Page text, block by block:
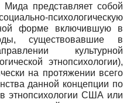
представляет собой
психологическую
форме включившую в
существовавшие в
культурной
этнопсихологии),
на протяжении всего
данной концепции по
этнопсихологии США или